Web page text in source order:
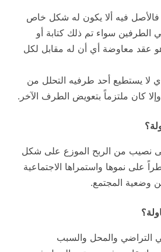
فيه ألا يكون له شكل خاص
الطرفين سواء تم ذلك كتابة أو
هو عقد معاوضة أي أن له مقابل لكل
لا يستطيع أحد طرفيه التحلل من
وإلا كان ملتزماً بتعويض الطرف الآخر.
نصيب من الربح الموزع على شكل
على نموها واستمراها الاجتماعية
وضعية المجتمع.
التراضي والمحل والسبب